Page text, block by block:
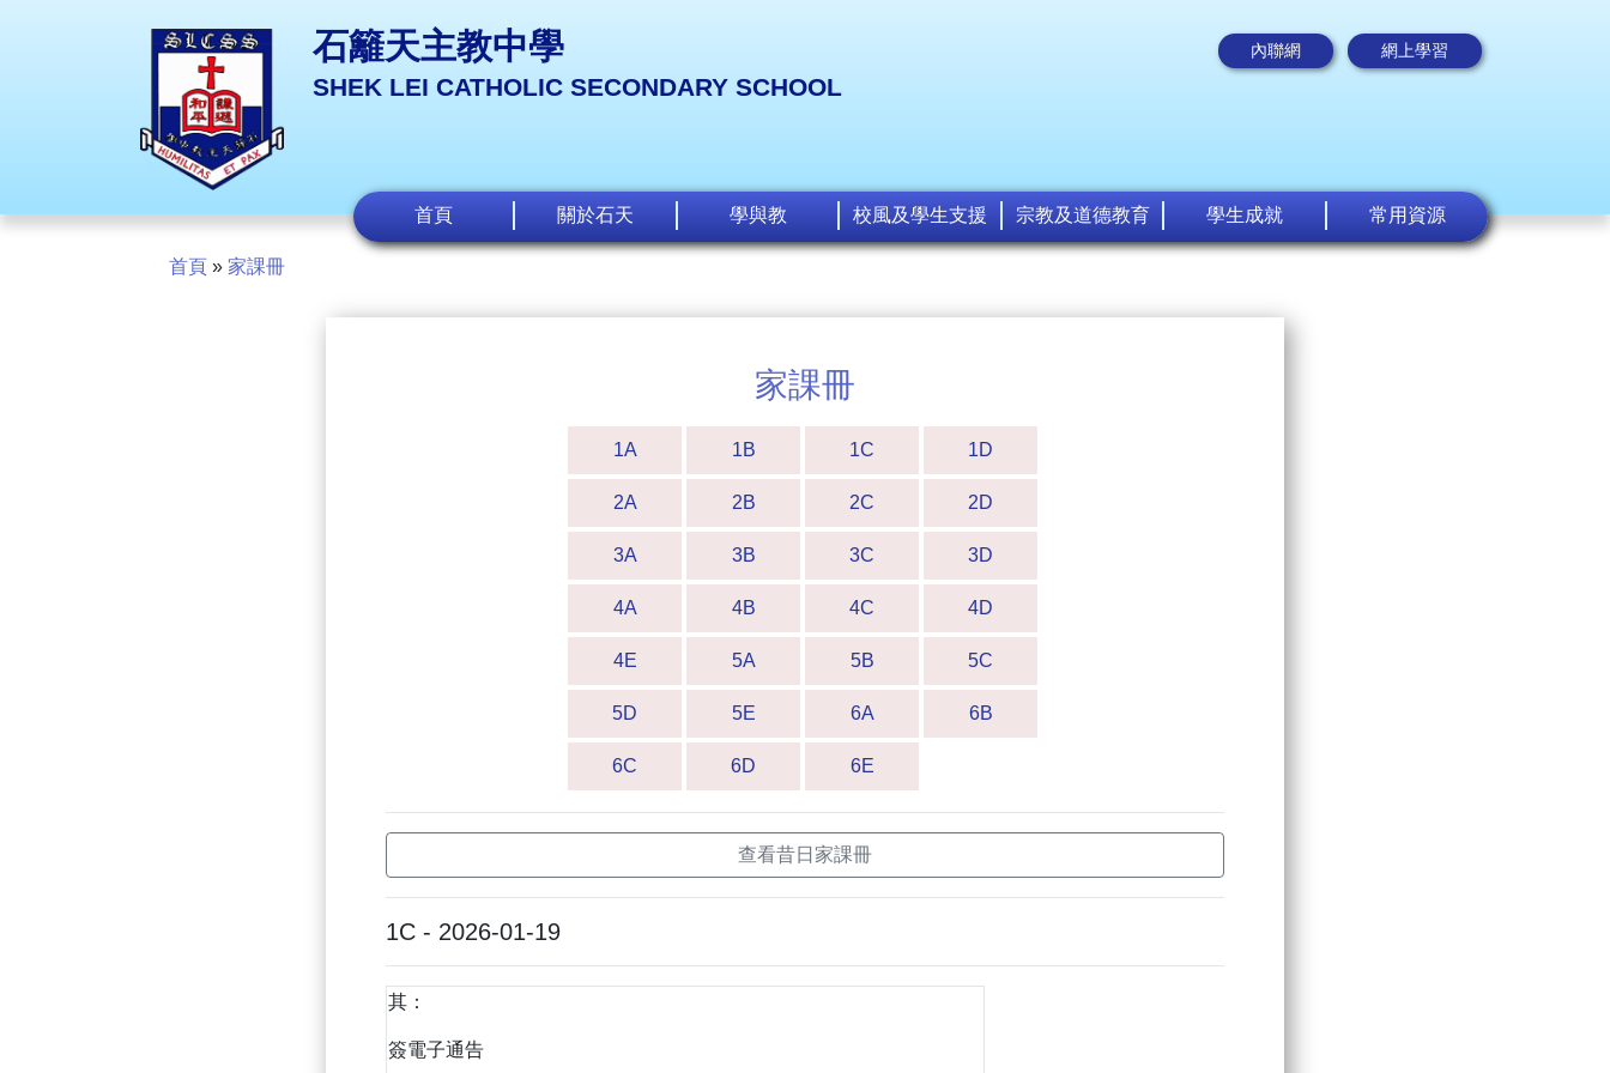
石籬天主教中學
SHEK LEI CATHOLIC SECONDARY SCHOOL
內聯網 網上學習
首頁 關於石天 學與教 校風及學生支援 宗教及道德教育 學生成就 常用資源
首頁 » 家課冊
家課冊
1A 1B 1C 1D
2A 2B 2C 2D
3A 3B 3C 3D
4A 4B 4C 4D
4E 5A 5B 5C
5D 5E 6A 6B
6C 6D 6E
查看昔日家課冊
1C - 2026-01-19
其：
簽電子通告